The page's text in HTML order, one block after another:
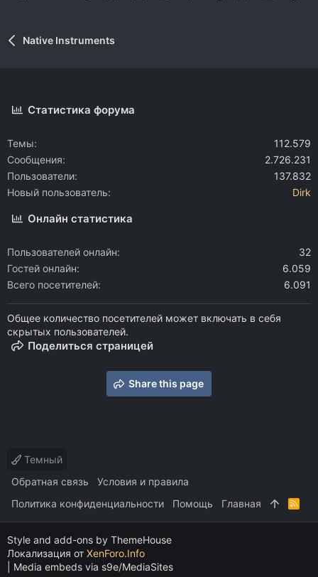
Native Instruments
Статистика форума
Темы
112.579
Сообщения
2.726.231
Пользователи
137.832
Новый пользователь
Dirk
Онлайн статистика
Пользователей онлайн
32
Гостей онлайн
6.059
Всего посетителей
6.091
Общее количество посетителей может включать в себя
скрытых пользователей.
Поделиться страницей
Share this page
Темный
Обратная связь
Условия и правила
Политика конфиденциальности
Помощь Главная
R
Style and add-ons by ThemeHouse
Локализация от XenForo.Info
Media embeds via s9e/MediaSites